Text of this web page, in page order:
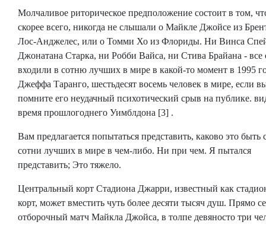
Молчаливое риторическое предположение состоит в том,
скорее всего, никогда не слышали о Майкле Джойсе из
Лос-Анджелес, или о Томми Хо из Флориды. Ни Винса
Джонатана Старка, ни Робби Вайса, ни Стива Брайана - все
входили в сотню лучших в мире в какой-то момент в 1995
Джеффа Таранго, шестьдесят восемь человек в мире, если
помните его неудачный психотический срыв на публике.
время прошлогоднего Уимблдона [3] .
Вам предлагается попытаться представить, каково это быть
сотни лучших в мире в чем-либо. Ни при чем. Я пытался
представить; Это тяжело.
Центральный корт Стадиона Джарри, известный как
корт, может вместить чуть более десяти тысяч душ. Прямо
отборочный матч Майкла Джойса, в толпе девяносто три